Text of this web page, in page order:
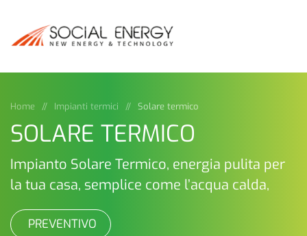
Home Impianti termici Solare termico
SOLARE TERMICO
Impianto Solare Termico, energia pulita per
la tua casa, semplice come l’acqua calda,
PREVENTIVO